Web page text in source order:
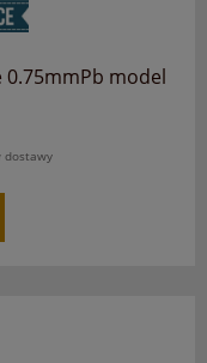
0.75mmPb model
dostawy